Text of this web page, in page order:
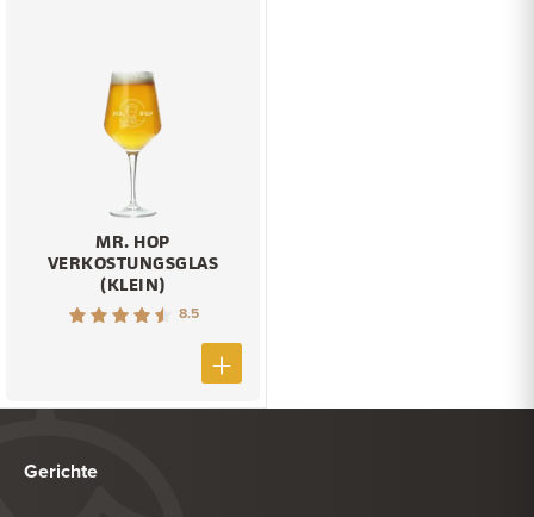
MR. HOP
VERKOSTUNGSGLAS
(KLEIN)
8.5
Gerichte